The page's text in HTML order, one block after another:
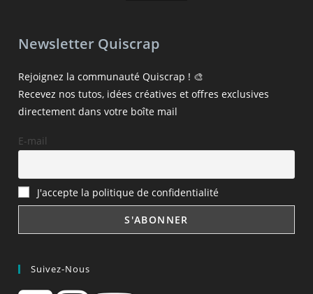
Newsletter Quiscrap
Rejoignez la communauté Quiscrap ! 🎨
Recevez nos tutos, idées créatives et offres exclusives
directement dans votre boîte mail
E-mail
J'accepte la politique de confidentialité
Suivez-Nous